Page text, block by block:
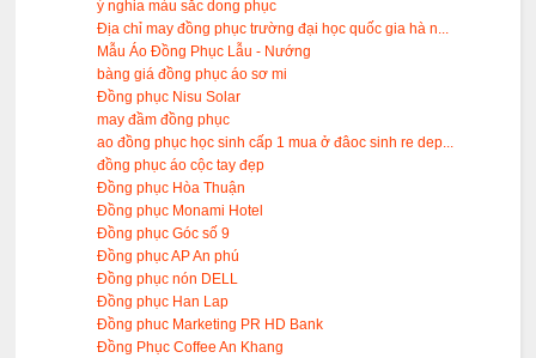
ý nghia màu sắc dong phục
Địa chỉ may đồng phục trường đại học quốc gia hà n...
Mẫu Áo Đồng Phục Lẫu - Nướng
bàng giá đồng phục áo sơ mi
Đồng phục Nisu Solar
may đầm đồng phục
ao đồng phục học sinh cấp 1 mua ở đâoc sinh re dep...
đồng phục áo cộc tay đẹp
Đồng phục Hòa Thuận
Đồng phục Monami Hotel
Đồng phục Góc số 9
Đồng phục AP An phú
Đồng phục nón DELL
Đồng phục Han Lap
Đồng phuc Marketing PR HD Bank
Đồng Phục Coffee An Khang